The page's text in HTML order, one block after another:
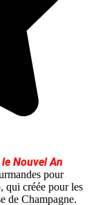
Nouvel An
pour
qui créée pour les
de Champagne.